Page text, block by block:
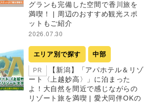
グランも完備した空間で香川旅を
満喫！ | 周辺のおすすめ観光スポ
ットもご紹介
2026.07.30
エリア別で探す 中部
PR
【新潟】「アパホテル＆リゾ
ート〈上越妙高〉」に泊まった
よ！大自然を間近で感じながらの
リゾート旅を満喫 | 愛犬同伴OKの